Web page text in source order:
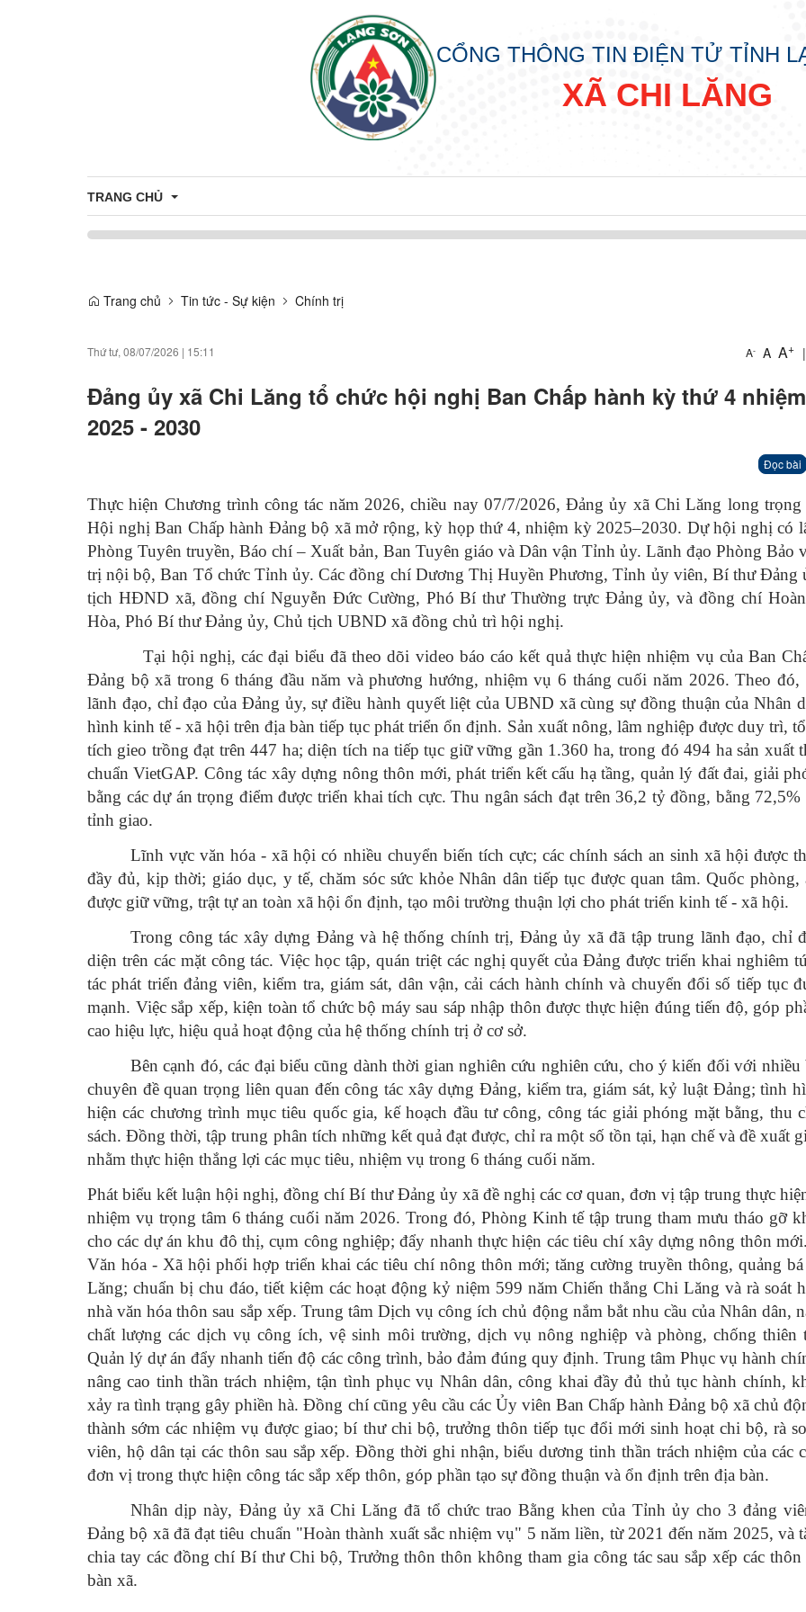
CỔNG THÔNG TIN ĐIỆN TỬ TỈNH
XÃ CHI LĂNG
TRANG CHỦ
Thông tin chung
Trang chủ Tin tức - Sự kiện Chính trị
Thứ tư, 08/07/2026 | 15:11 A- A A+ |
Đảng ủy xã Chi Lăng tổ chức hội nghị Ban Chấp hành kỳ thứ 4
2025 - 2030
Đọc bài
Thực hiện Chương trình công tác năm 2026, chiều nay 07/7/2026, Đảng ủy xã Chi Lăng long trọng
Hội nghị Ban Chấp hành Đảng bộ xã mở rộng, kỳ họp thứ 4, nhiệm kỳ 2025–2030. Dự hội nghị có
Phòng Tuyên truyền, Báo chí – Xuất bản, Ban Tuyên giáo và Dân vận Tỉnh ủy. Lãnh đạo Phòng Bảo
trị nội bộ, Ban Tổ chức Tỉnh ủy. Các đồng chí Dương Thị Huyền Phương, Tỉnh ủy viên, Bí thư Đảng
tịch HĐND xã, đồng chí Nguyễn Đức Cường, Phó Bí thư Thường trực Đảng ủy, và đồng chí
Hòa, Phó Bí thư Đảng ủy, Chủ tịch UBND xã đồng chủ trì hội nghị.
Tại hội nghị, các đại biểu đã theo dõi video báo cáo kết quả thực hiện nhiệm vụ của Ban
Đảng bộ xã trong 6 tháng đầu năm và phương hướng, nhiệm vụ 6 tháng cuối năm 2026. Theo đó,
lãnh đạo, chỉ đạo của Đảng ủy, sự điều hành quyết liệt của UBND xã cùng sự đồng thuận của Nhân
hình kinh tế - xã hội trên địa bàn tiếp tục phát triển ổn định. Sản xuất nông, lâm nghiệp được duy trì,
tích gieo trồng đạt trên 447 ha; diện tích na tiếp tục giữ vững gần 1.360 ha, trong đó 494 ha sản xuất
chuẩn VietGAP. Công tác xây dựng nông thôn mới, phát triển kết cấu hạ tầng, quản lý đất đai, giải
bằng các dự án trọng điểm được triển khai tích cực. Thu ngân sách đạt trên 36,2 tỷ đồng, bằng 72,5%
tỉnh giao.
Lĩnh vực văn hóa - xã hội có nhiều chuyển biến tích cực; các chính sách an sinh xã hội được
đầy đủ, kịp thời; giáo dục, y tế, chăm sóc sức khỏe Nhân dân tiếp tục được quan tâm. Quốc phòng,
được giữ vững, trật tự an toàn xã hội ổn định, tạo môi trường thuận lợi cho phát triển kinh tế - xã hội.
Trong công tác xây dựng Đảng và hệ thống chính trị, Đảng ủy xã đã tập trung lãnh đạo, chỉ
diện trên các mặt công tác. Việc học tập, quán triệt các nghị quyết của Đảng được triển khai nghiêm
tác phát triển đảng viên, kiểm tra, giám sát, dân vận, cải cách hành chính và chuyển đổi số tiếp tục
mạnh. Việc sắp xếp, kiện toàn tổ chức bộ máy sau sáp nhập thôn được thực hiện đúng tiến độ, góp
cao hiệu lực, hiệu quả hoạt động của hệ thống chính trị ở cơ sở.
Bên cạnh đó, các đại biểu cũng dành thời gian nghiên cứu nghiên cứu, cho ý kiến đối với nhiều
chuyên đề quan trọng liên quan đến công tác xây dựng Đảng, kiểm tra, giám sát, kỷ luật Đảng; tình
hiện các chương trình mục tiêu quốc gia, kế hoạch đầu tư công, công tác giải phóng mặt bằng, thu
sách. Đồng thời, tập trung phân tích những kết quả đạt được, chỉ ra một số tồn tại, hạn chế và đề xuất
nhằm thực hiện thắng lợi các mục tiêu, nhiệm vụ trong 6 tháng cuối năm.
Phát biểu kết luận hội nghị, đồng chí Bí thư Đảng ủy xã đề nghị các cơ quan, đơn vị tập trung thực
nhiệm vụ trọng tâm 6 tháng cuối năm 2026. Trong đó, Phòng Kinh tế tập trung tham mưu tháo gỡ
cho các dự án khu đô thị, cụm công nghiệp; đẩy nhanh thực hiện các tiêu chí xây dựng nông thôn
Văn hóa - Xã hội phối hợp triển khai các tiêu chí nông thôn mới; tăng cường truyền thông, quảng
Lăng; chuẩn bị chu đáo, tiết kiệm các hoạt động kỷ niệm 599 năm Chiến thắng Chi Lăng và rà soát
nhà văn hóa thôn sau sắp xếp. Trung tâm Dịch vụ công ích chủ động nắm bắt nhu cầu của Nhân dân,
chất lượng các dịch vụ công ích, vệ sinh môi trường, dịch vụ nông nghiệp và phòng, chống thiên
Quản lý dự án đẩy nhanh tiến độ các công trình, bảo đảm đúng quy định. Trung tâm Phục vụ hành
nâng cao tinh thần trách nhiệm, tận tình phục vụ Nhân dân, công khai đầy đủ thủ tục hành chính,
xảy ra tình trạng gây phiền hà. Đồng chí cũng yêu cầu các Ủy viên Ban Chấp hành Đảng bộ xã chủ
thành sớm các nhiệm vụ được giao; bí thư chi bộ, trưởng thôn tiếp tục đổi mới sinh hoạt chi bộ, rà
viên, hộ dân tại các thôn sau sắp xếp. Đồng thời ghi nhận, biểu dương tinh thần trách nhiệm của các
đơn vị trong thực hiện công tác sắp xếp thôn, góp phần tạo sự đồng thuận và ổn định trên địa bàn.
Nhân dịp này, Đảng ủy xã Chi Lăng đã tổ chức trao Bằng khen của Tỉnh ủy cho 3 đảng
Đảng bộ xã đã đạt tiêu chuẩn "Hoàn thành xuất sắc nhiệm vụ" 5 năm liền, từ 2021 đến năm 2025, và
chia tay các đồng chí Bí thư Chi bộ, Trưởng thôn thôn không tham gia công tác sau sắp xếp các thôn
bàn xã.